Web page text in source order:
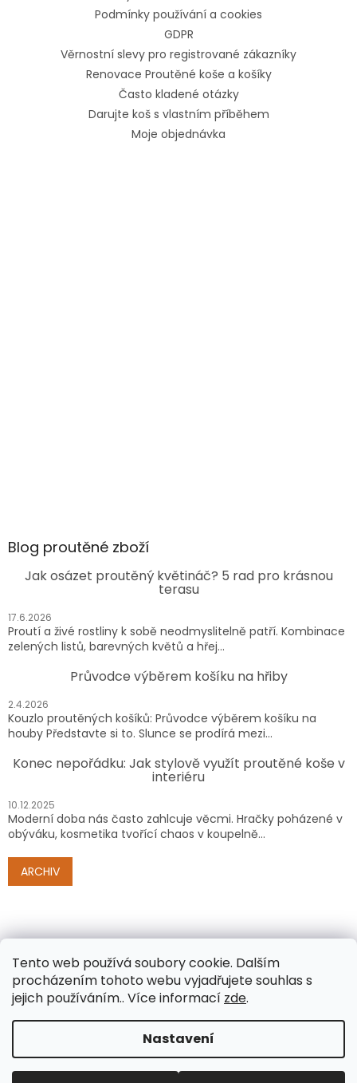
Tento web používá soubory cookie. Dalším
procházením tohoto webu vyjadřujete souhlas s
jejich používáním.. Více informací zde.
Nastavení
Podmínky používání a cookies
GDPR
Věrnostní slevy pro registrované zákazníky
Renovace Proutěné koše a košíky
Často kladené otázky
Darujte koš s vlastním příběhem
Moje objednávka
Blog proutěné zboží
Jak osázet proutěný květináč? 5 rad pro krásnou
terasu
17.6.2026
Proutí a živé rostliny k sobě neodmyslitelně patří. Kombinace
zelených listů, barevných květů a hřej...
Průvodce výběrem košíku na hřiby
2.4.2026
Kouzlo proutěných košíků: Průvodce výběrem košíku na
houby Představte si to. Slunce se prodírá mezi...
Konec nepořádku: Jak stylově využít proutěné koše v
interiéru
10.12.2025
Moderní doba nás často zahlcuje věcmi. Hračky poházené v
obýváku, kosmetika tvořící chaos v koupelně...
ARCHIV
Vytvořil Shoptet
Copyright 2026www.e-proutenezbozi.cz. Všechna